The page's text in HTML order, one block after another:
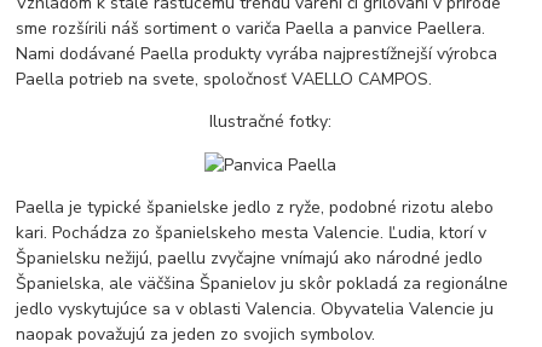
sme rozšírili náš sortiment o variča Paella a panvice Paellera.
Nami dodávané Paella produkty vyrába najprestížnejší výrobca
Paella potrieb na svete, spoločnosť VAELLO CAMPOS.
Ilustračné fotky:
Paella je typické španielske jedlo z ryže, podobné rizotu alebo
kari. Pochádza zo španielskeho mesta Valencie. Ľudia, ktorí v
Španielsku nežijú, paellu zvyčajne vnímajú ako národné jedlo
Španielska, ale väčšina Španielov ju skôr pokladá za regionálne
jedlo vyskytujúce sa v oblasti Valencia. Obyvatelia Valencie ju
naopak považujú za jeden zo svojich symbolov.